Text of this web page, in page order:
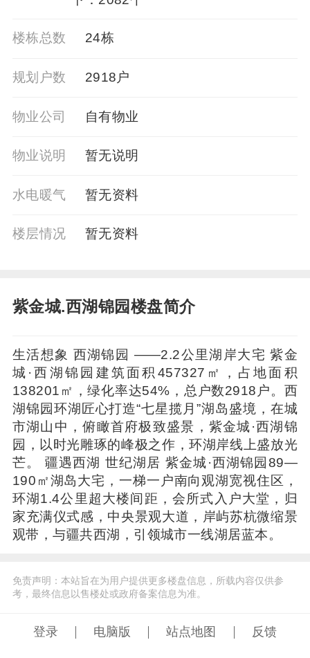
楼栋总数 24栋
规划户数 2918户
物业公司 自有物业
物业说明 暂无说明
水电暖气 暂⽆资料
楼层情况 暂⽆资料
紫金城.西湖锦园楼盘简介
生活想象 西湖锦园 ——2.2公里湖岸大宅 紫金
城·西湖锦园建筑面积457327㎡，占地面积
138201㎡，绿化率达54%，总户数2918户。西
湖锦园环湖匠心打造“七星揽月”湖岛盛境，在城
市湖山中，俯瞰首府极致盛景，紫金城·西湖锦
园，以时光雕琢的峰极之作，环湖岸线上盛放光
芒。 疆遇西湖 世纪湖居 紫金城·西湖锦园89—
190㎡湖岛大宅，一梯一户南向观湖宽视住区，
环湖1.4公里超大楼间距，会所式入户大堂，归
家充满仪式感，中央景观大道，岸屿苏杭微缩景
观带，与疆共西湖，引领城市一线湖居蓝本。
免责声明：本站旨在为用户提供更多楼盘信息，所载内容仅供参
考，最终信息以售楼处或政府备案信息为准。
登录 电脑版 站点地图 反馈